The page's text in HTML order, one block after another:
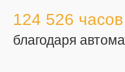
124 526
благодаря